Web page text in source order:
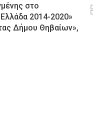
στο
2014-2020»
Δήμου Θηβαίων»,